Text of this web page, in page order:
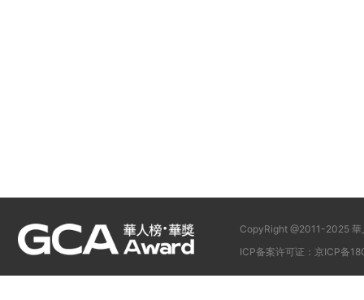
CopyRight @2011-2025 華
ICP备案许可证：京ICP备